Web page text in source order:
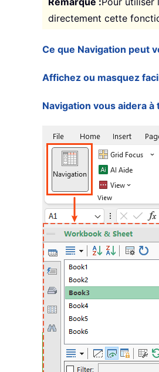
directement cette
Ce que Navigation peut
Affichez ou masquez
Navigation vous aidera